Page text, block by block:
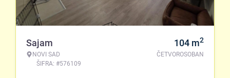
Sajam
NOVI SAD
ŠIFRA: #576109
104 m2
ČETVOROSOBAN